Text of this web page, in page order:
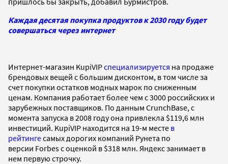
Каждая десятая покупка продуктов к 2030 году будет
совершаться через интернет
Интернет-магазин KupiVIPспециализируется на продаже
брендовых вещей с большим дисконтом, в том числе за
счет покупки остатков модных марок по сниженным
ценам. Компания работает более чем с 3000 российских и
зарубежных поставщиков. По данным CrunchBase, с
момента запуска в 2008 году она привлекла $119,6 млн
инвестиций. KupiVIP находится на 19-м месте в
рейтингесамых дорогих компаний Рунета по
версии Forbes с оценкой в $318 млн. Яндекс занимает в
нем первую строчку.